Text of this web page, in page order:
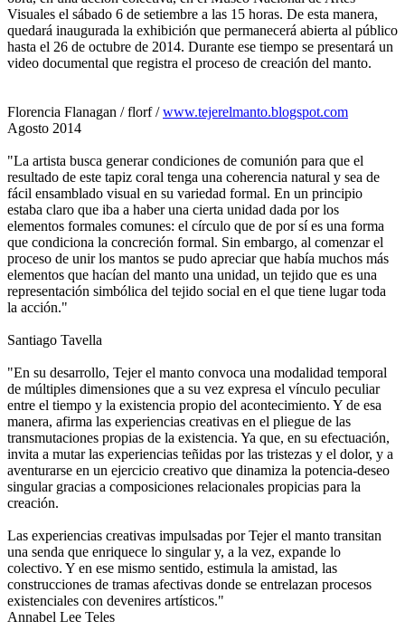
Visuales el sábado 6 de setiembre a las 15 horas. De esta manera,
quedará inaugurada la exhibición que permanecerá abierta al público
hasta el 26 de octubre de 2014. Durante ese tiempo se presentará un
video documental que registra el proceso de creación del manto.
Florencia Flanagan / florf /www.tejerelmanto.blogspot.com
Agosto 2014
"La artista busca generar condiciones de comunión para que el
resultado de este tapiz coral tenga una coherencia natural y sea de
fácil ensamblado visual en su variedad formal. En un principio
estaba claro que iba a haber una cierta unidad dada por los
elementos formales comunes: el círculo que de por sí es una forma
que condiciona la concreción formal. Sin embargo, al comenzar el
proceso de unir los mantos se pudo apreciar que había muchos más
elementos que hacían del manto una unidad, un tejido que es una
representación simbólica del tejido social en el que tiene lugar toda
la acción."
Santiago Tavella
"En su desarrollo, Tejer el manto convoca una modalidad temporal
de múltiples dimensiones que a su vez expresa el vínculo peculiar
entre el tiempo y la existencia propio del acontecimiento. Y de esa
manera, afirma las experiencias creativas en el pliegue de las
transmutaciones propias de la existencia. Ya que, en su efectuación,
invita a mutar las experiencias teñidas por las tristezas y el dolor, y a
aventurarse en un ejercicio creativo que dinamiza la potencia-deseo
singular gracias a composiciones relacionales propicias para la
creación.
Las experiencias creativas impulsadas por Tejer el manto transitan
una senda que enriquece lo singular y, a la vez, expande lo
colectivo. Y en ese mismo sentido, estimula la amistad, las
construcciones de tramas afectivas donde se entrelazan procesos
existenciales con devenires artísticos."
Annabel Lee Teles